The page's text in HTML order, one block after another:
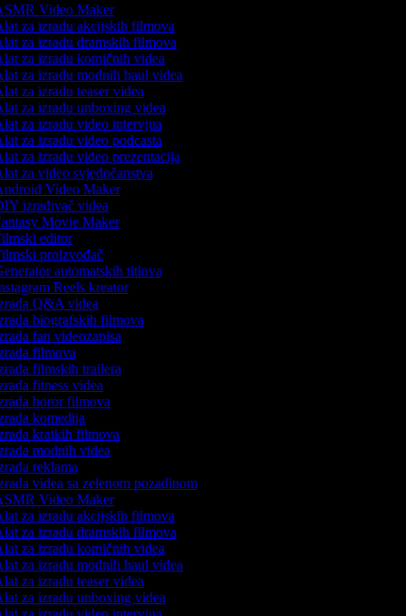
Video Maker
za izradu akcijskih filmova
za izradu dramskih filmova
za izradu komičnih videa
za izradu modnih haul videa
za izradu teaser videa
za izradu unboxing videa
za izradu video intervjua
za izradu video podcasta
za izradu video prezentacija
za video svjedočanstva
Video Maker
izrađivač videa
Movie Maker
editor
proizvođač
automatskih titlova
Reels kreator
Q&A videa
biografskih filmova
fan videozapisa
filmova
filmskih trailera
fitness videa
horor filmova
komedija
kratkih filmova
modnih videa
reklama
videa sa zelenom pozadinom
Video Maker
za izradu akcijskih filmova
za izradu dramskih filmova
za izradu komičnih videa
za izradu modnih haul videa
za izradu teaser videa
za izradu unboxing videa